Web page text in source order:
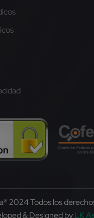
2024 Todos los
& Designed byLK